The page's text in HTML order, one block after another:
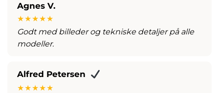
Agnes V.
★★★★★
Godt med billeder og tekniske detaljer på alle
modeller.
Alfred Petersen
★★★★★